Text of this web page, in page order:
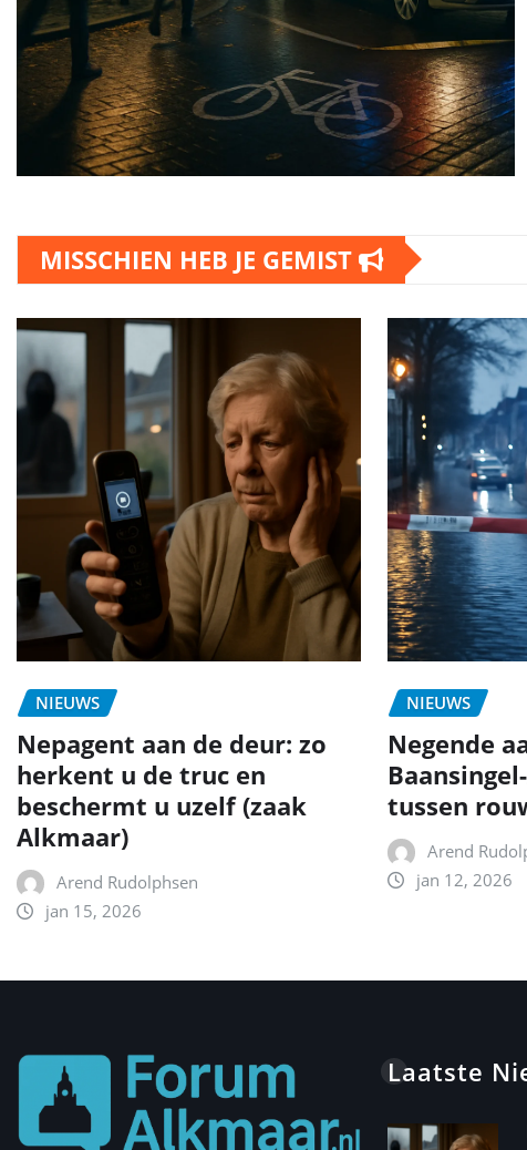
MISSCHIEN HEB JE GEMIST
NIEUWS
Nepagent aan de deur: zo
herkent u de truc en
beschermt u uzelf (zaak
Alkmaar)
Arend Rudolphsen
jan 15, 2026
NIEUWS
Negende
tussen
Arend
jan 12, 2026
Laatste